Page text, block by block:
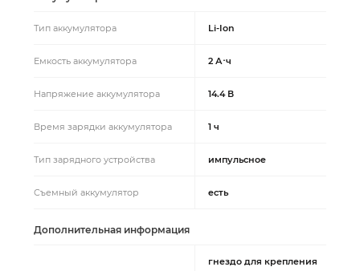
Тип аккумулятора Li-Ion
Емкость аккумулятора 2 А⋅ч
Напряжение аккумулятора 14.4 В
Время зарядки аккумулятора 1 ч
Тип зарядного устройства импульсное
Съемный аккумулятор есть
Дополнительная информация
гнездо для крепления